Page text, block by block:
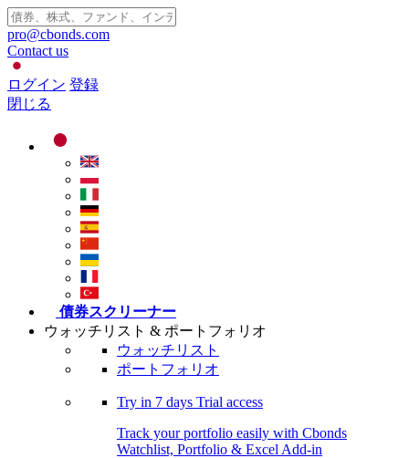
pro@cbonds.com
Contact us
ログイン 登録
閉じる
債券スクリーナー
ウォッチリスト & ポートフォリオ
ウォッチリスト
ポートフォリオ
Try in 7 days Trial access
Track your portfolio easily with Cbonds
Watchlist, Portfolio & Excel Add-in